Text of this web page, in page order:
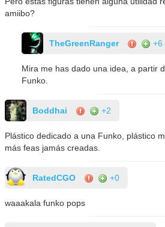
amiibo?
TheGreenRanger +6
Mira me has dado una idea, a partir
Funko.
Boddhai +2
Plástico dedicado a una Funko, plástico
más feas jamás creadas.
RatedCGO +0
waaakala funko pops